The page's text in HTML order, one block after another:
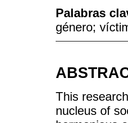
Palabras
género;
This
nucleus of